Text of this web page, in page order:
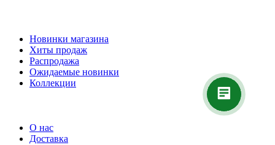
Новинки магазина
Хиты продаж
Распродажа
Ожидаемые новинки
Коллекции
О нас
Доставка